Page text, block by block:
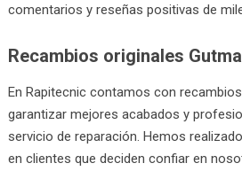
comentarios y reseñas positivas de
Recambios originales
En Rapitecnic contamos con
garantizar mejores acabados y
servicio de reparación. Hemos
en clientes que deciden confiar en